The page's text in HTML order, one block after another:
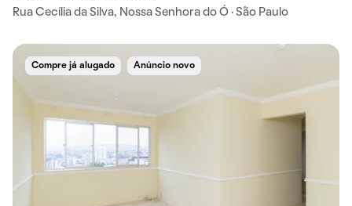
Rua Cecília da Silva, Nossa Senhora do Ó · São Paulo
Compre já alugado Anúncio novo